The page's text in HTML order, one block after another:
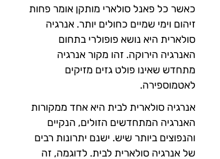
כאשר כל פאנל סולארי מותקן אומר פחות
זיהום וימי שמיים כחולים יותר. אנרגיה
סולארית היא נושא פופולרי בתחום
האנרגיה הירוקה. זהו מקור אנרגיה
מתחדש שאינו פולט גזים מזיקים
לאטמוספירה.
אנרגיה סולארית לבית היא אחד ממקורות
האנרגיה המתחדשים הזולים, הנקיים
והנפוצים ביותר שיש. ישנם יתרונות רבים
של אנרגיה סולארית לבית. לדוגמה, זה